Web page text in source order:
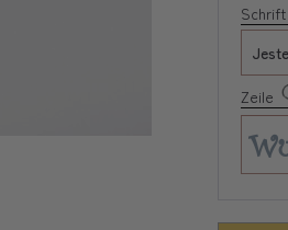
Schrift
Zeile